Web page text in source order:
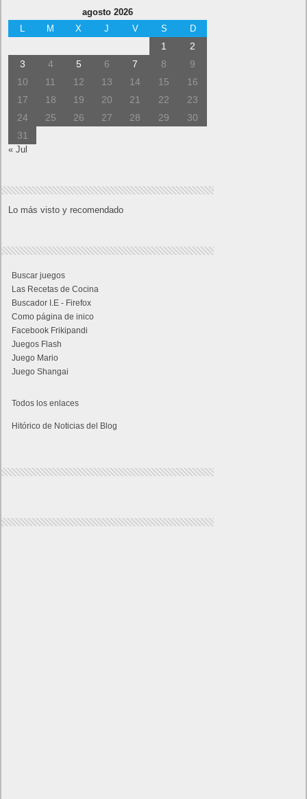
agosto 2026
M X J V S D
1
2
3
4 5 6 7 8
9
10
11 12 13 14 15
16
17
18 19 20 21 22
23
24
25 26 27 28 29
30
31
« Jul
Lo más visto y recomendado
Buscar juegos
Las Recetas de Cocina
Buscador I.E - Firefox
Como página de inico
Facebook Frikipandi
Juegos Flash
Juego Mario
Juego Shangai
Todos los enlaces
Hitórico de Noticias del Blog